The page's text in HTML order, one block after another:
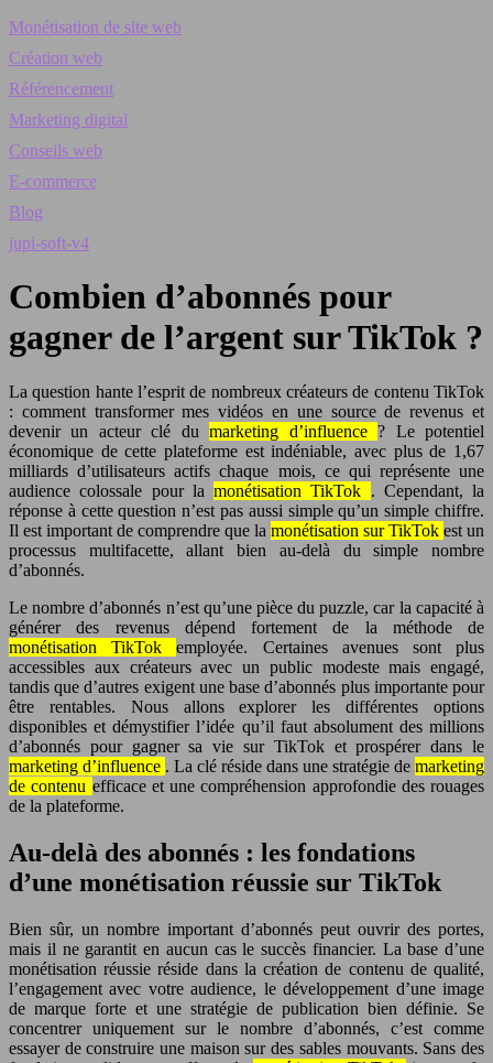
Monétisation de site web
Création web
Référencement
Marketing digital
Conseils web
E-commerce
Blog
jupi-soft-v4
Combien d’abonnés pour
gagner de l’argent sur TikTok ?
La question hante l’esprit de nombreux créateurs de contenu TikTok
: comment transformer mes vidéos en une source de revenus et
devenir un acteur clé dumarketing d’influence? Le potentiel
économique de cette plateforme est indéniable, avec plus de 1,67
milliards d’utilisateurs actifs chaque mois, ce qui représente une
audience colossale pour la monétisation TikTok . Cependant, la
réponse à cette question n’est pas aussi simple qu’un simple chiffre.
Il est important de comprendre que la monétisation sur TikTok est un
processus multifacette, allant bien au-delà du simple nombre
d’abonnés.
Le nombre d’abonnés n’est qu’une pièce du puzzle, car la capacité à
générer des revenus dépend fortement de la méthode de
monétisation TikTokemployée. Certaines avenues sont plus
accessibles aux créateurs avec un public modeste mais engagé,
tandis que d’autres exigent une base d’abonnés plus importante pour
être rentables. Nous allons explorer les différentes options
disponibles et démystifier l’idée qu’il faut absolument des millions
d’abonnés pour gagner sa vie sur TikTok et prospérer dans le
marketing d’influence . La clé réside dans une stratégie de marketing
de contenu efficace et une compréhension approfondie des rouages
de la plateforme.
Au-delà des abonnés : les fondations
d’une monétisation réussie sur TikTok
Bien sûr, un nombre important d’abonnés peut ouvrir des portes,
mais il ne garantit en aucun cas le succès financier. La base d’une
monétisation réussie réside dans la création de contenu de qualité,
l’engagement avec votre audience, le développement d’une image
de marque forte et une stratégie de publication bien définie. Se
concentrer uniquement sur le nombre d’abonnés, c’est comme
essayer de construire une maison sur des sables mouvants. Sans des